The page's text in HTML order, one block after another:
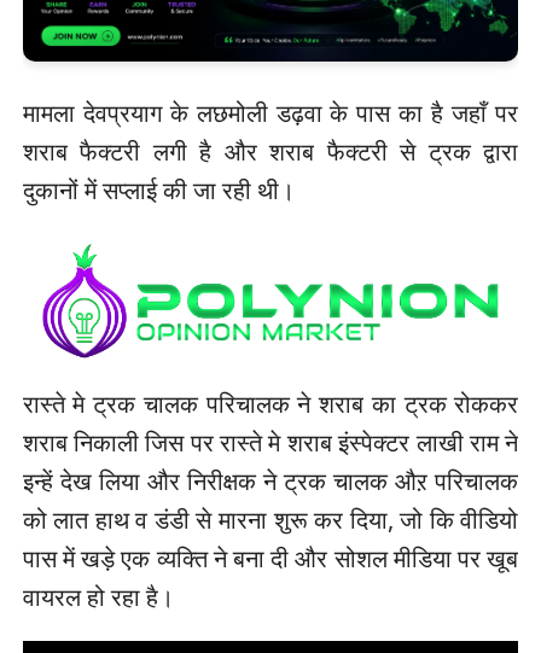
मामला देवप्रयाग के लछमोली डढ़वा के पास का है जहाँ पर
शराब फैक्टरी लगी है और शराब फैक्टरी से ट्रक द्वारा
दुकानों में सप्लाई की जा रही थी।
रास्ते मे ट्रक चालक परिचालक ने शराब का ट्रक रोककर
शराब निकाली जिस पर रास्ते मे शराब इंस्पेक्टर लाखी राम ने
इन्हें देख लिया और निरीक्षक ने ट्रक चालक औऱ परिचालक
को लात हाथ व डंडी से मारना शुरू कर दिया, जो कि वीडियो
पास में खड़े एक व्यक्ति ने बना दी और सोशल मीडिया पर खूब
वायरल हो रहा है।